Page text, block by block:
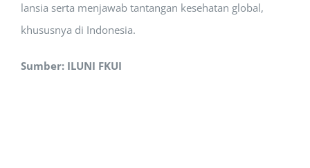
lansia serta menjawab tantangan kesehatan global,
khususnya di Indonesia.
Sumber: ILUNI FKUI